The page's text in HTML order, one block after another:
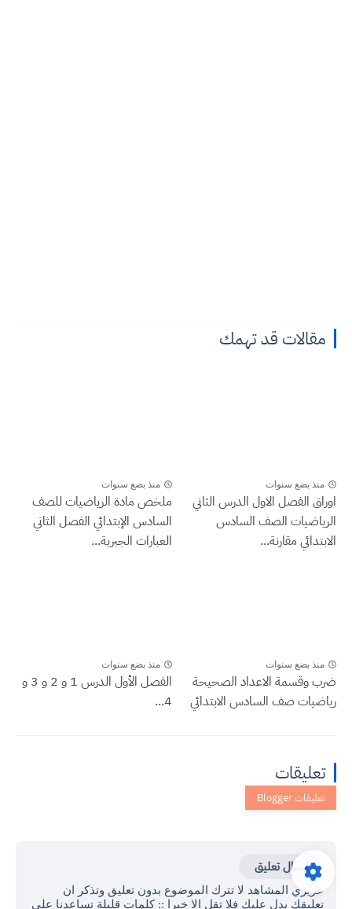
مقالات قد تهمك
منذ بضع سنوات
اوراق الفصل الاول الدرس الثاني
الرياضيات الصف السادس
الابتدائي مقارنة...
منذ بضع سنوات
ملخص مادة الرياضيات للصف
السادس الإبتدائي الفصل الثاني
العبارات الجبرية...
منذ بضع سنوات
ضرب وقسمة الاعداد الصحيحة
رياضيات صف السادس الابتدائي
منذ بضع سنوات
الفصل الأول الدرس 1 و 2 و 3 و
4...
تعليقات
إرسال تعليق
عزيزي المشاهد لا تترك الموضوع بدون تعليق وتذكر ان
تعليقك يدل عليك فلا تقل الا خيرا :: كلمات قليلة تساعدنا على